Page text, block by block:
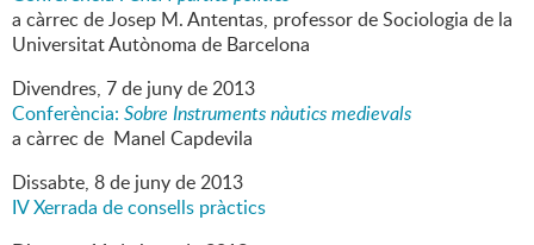
a càrrec de Josep M. Antentas, professor de Sociologia de la
Universitat Autònoma de Barcelona
Divendres, 7de junyde2013
Conferència: Sobre Instruments nàutics medievals
a càrrec de Manel Capdevila
Dissabte, 8de junyde2013
IV Xerrada de consells pràctics